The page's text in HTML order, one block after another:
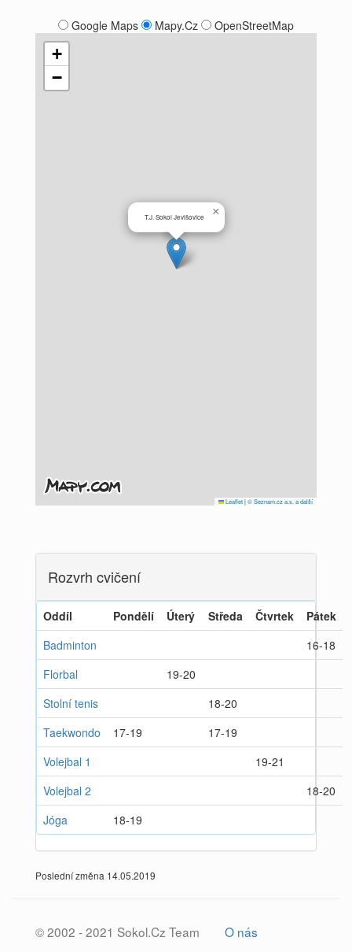
Google Maps Mapy.Cz OpenStreetMap
T.J. Sokol Jevišovice ×
+
−
Leaflet|© Seznam.cz a.s. a další
Rozvrh cvičení
Oddíl Pondělí Úterý Středa Čtvrtek
Pátek
Badminton
16-18
Florbal
19-20
Stolní tenis
18-20
Taekwondo
17-19
17-19
Volejbal 1
19-21
Volejbal 2
18-20
Jóga
18-19
Poslední změna 14.05.2019
© 2002 - 2021 Sokol.Cz Team O nás